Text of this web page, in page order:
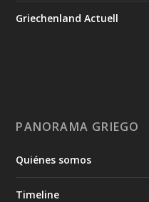
Griechenland Actuell
PANORAMA GRIEGO
Quiénes somos
Timeline